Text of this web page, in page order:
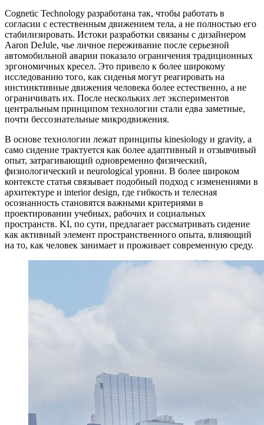
Cognetic Technology разработана так, чтобы работать в
согласии с естественным движением тела, а не полностью его
стабилизировать. Истоки разработки связаны с дизайнером
Aaron DeJule, чье личное переживание после серьезной
автомобильной аварии показало ограничения традиционных
эргономичных кресел. Это привело к более широкому
исследованию того, как сиденья могут реагировать на
инстинктивные движения человека более естественно, а не
ограничивать их. После нескольких лет экспериментов
центральным принципом технологии стали едва заметные,
почти бессознательные микродвижения.
В основе технологии лежат принципы kinesiology и gravity, а
само сидение трактуется как более адаптивный и отзывчивый
опыт, затрагивающий одновременно физический,
физиологический и neurological уровни. В более широком
контексте статья связывает подобный подход с изменениями в
архитектуре и interior design, где гибкость и телесная
осознанность становятся важными критериями в
проектировании учебных, рабочих и социальных
пространств. KI, по сути, предлагает рассматривать сидение
как активный элемент пространственного опыта, влияющий
на то, как человек занимает и проживает современную среду.